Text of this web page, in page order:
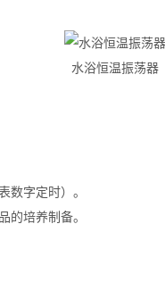
水浴恒温振荡器
数字定时）。
的培养制备。